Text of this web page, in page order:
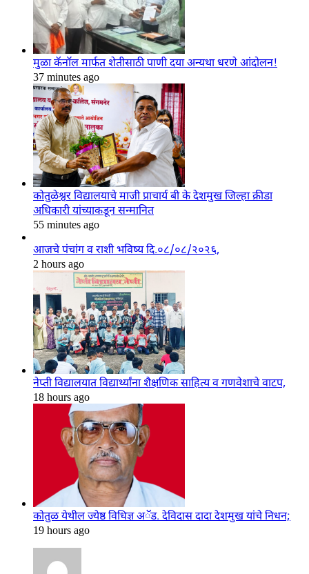
मुळा कॅनॉल मार्फत शेतीसाठी पाणी दया अन्यथा धरणे आंदोलन!
37 minutes ago
कोतुळेश्वर विद्यालयाचे माजी प्राचार्य बी के देशमुख जिल्हा क्रीडा
अधिकारी यांच्याकडून सन्मानित
55 minutes ago
आजचे पंचांग व राशी भविष्य दि.०८/०८/२०२६,
2 hours ago
नेप्ती विद्यालयात विद्यार्थ्यांना शैक्षणिक साहित्य व गणवेशाचे वाटप,
18 hours ago
कोतुळ येथील ज्येष्ठ विधिज्ञ अॅड. देविदास दादा देशमुख यांचे निधन;
19 hours ago